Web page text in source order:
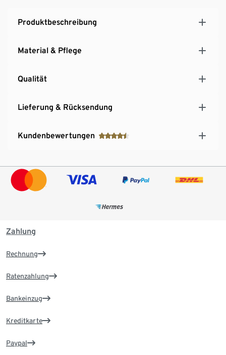
Produktbeschreibung
Material & Pflege
Qualität
Lieferung & Rücksendung
Kundenbewertungen
Zahlung
Rechnung
Ratenzahlung
Bankeinzug
Kreditkarte
Paypal